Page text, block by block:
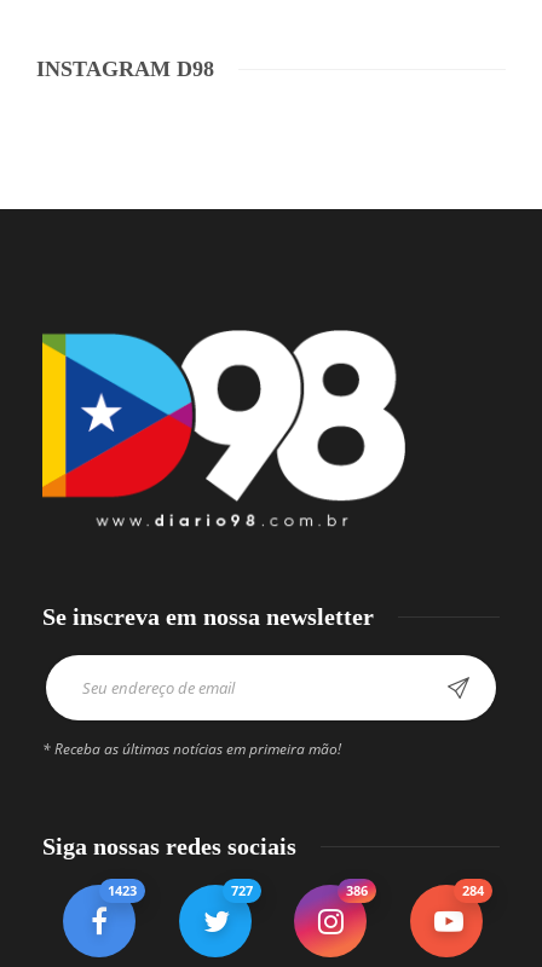
INSTAGRAM D98
Se inscreva em nossa newsletter
* Receba as últimas notícias em primeira mão!
Siga nossas redes sociais
1423 727 386 284